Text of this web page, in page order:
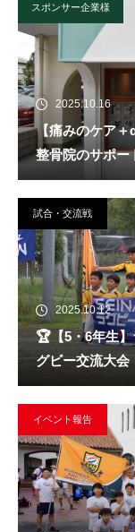
スポンサー企業様
2025.10.16
【痛みのケア＋
整骨院のサポー
試合・交流戦
2025.10.12
🏆️【5・6年生
グビー交流大会
イベント報告